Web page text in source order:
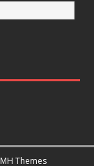
MH Themes